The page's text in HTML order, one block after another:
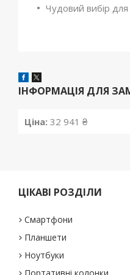
Чудовий вибір
ІНФОРМАЦІЯ ДЛЯ
Ціна: 32 941 ₴
ЦІКАВІ РОЗДІЛИ
Смартфони
Планшети
Ноутбуки